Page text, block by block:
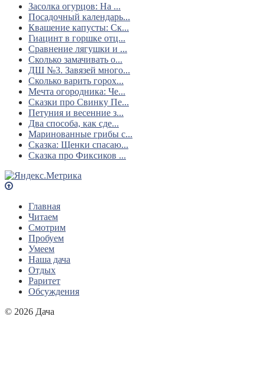
Засолка огурцов: На ...
Посадочный календарь...
Квашение капусты: Ск...
Гиацинт в горшке отц...
Сравнение лягушки и ...
Сколько замачивать о...
ДШ №3. Завязей много...
Сколько варить горох...
Мечта огородника: Че...
Сказки про Свинку Пе...
Петуния и весенние з...
Два способа, как сде...
Маринованные грибы с...
Сказка: Щенки спасаю...
Сказка про Фиксиков ...
Главная
Читаем
Смотрим
Пробуем
Умеем
Наша дача
Отдых
Раритет
Обсуждения
© 2026 Дача